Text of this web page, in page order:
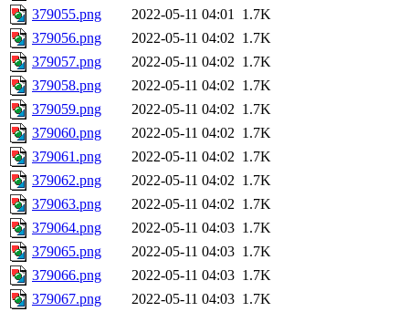
379055.png
2022-05-11 04:01 1.7K
379056.png
2022-05-11 04:02 1.7K
379057.png
2022-05-11 04:02 1.7K
379058.png
2022-05-11 04:02 1.7K
379059.png
2022-05-11 04:02 1.7K
379060.png
2022-05-11 04:02 1.7K
379061.png
2022-05-11 04:02 1.7K
379062.png
2022-05-11 04:02 1.7K
379063.png
2022-05-11 04:02 1.7K
379064.png
2022-05-11 04:03 1.7K
379065.png
2022-05-11 04:03 1.7K
379066.png
2022-05-11 04:03 1.7K
379067.png
2022-05-11 04:03 1.7K